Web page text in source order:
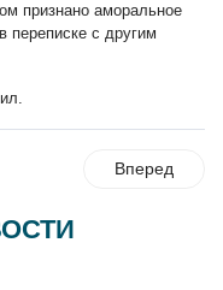
признано аморальное
переписке с другим
Вперед